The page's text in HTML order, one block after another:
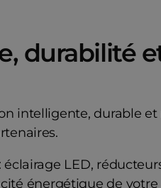
durabilité
intelligente, durable
LED,
énergétique de votre